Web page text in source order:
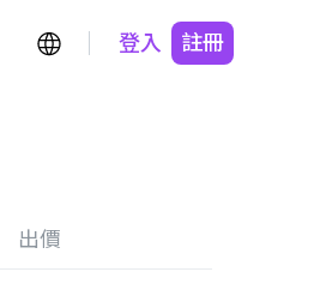
登入 註冊
出價